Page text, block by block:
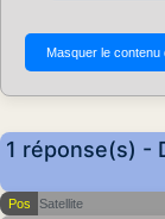
1 réponse(s) -
Pos Satellite